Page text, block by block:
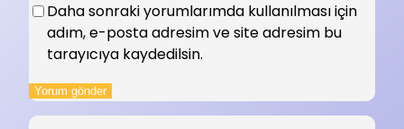
Daha sonraki yorumlarımda kullanılması için
adım, e-posta adresim ve site adresim bu
tarayıcıya kaydedilsin.